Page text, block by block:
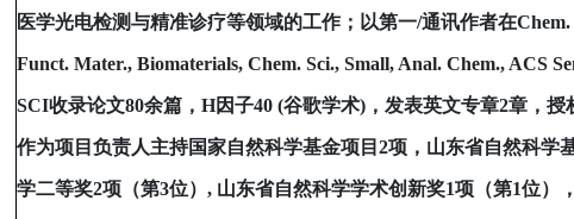
医学光电检测与精准诊疗等领域的工作；以第一/通讯作者在Chem.
Funct. Mater., Biomaterials, Chem. Sci., Small, Anal. Chem., ACS
SCI收录论文80余篇， H因子40 (谷歌学术)，发表英文专章2章，授
作为项目负责人主持国家自然科学基金项目 2项，山东省自然科学
学二等奖2项（第3位） , 山东省自然科学学术创新奖1项（第1位）